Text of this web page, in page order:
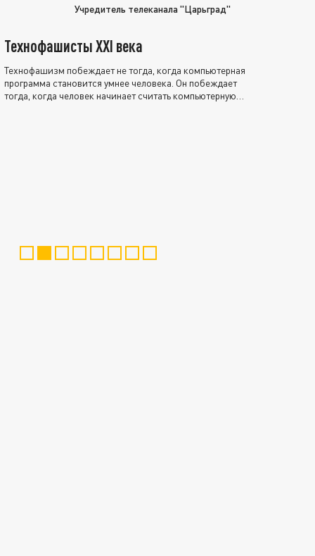
Учредитель телеканала "Царьград"
Технофашисты XXI века
Технофашизм побеждает не тогда, когда компьютерная
программа становится умнее человека. Он побеждает
тогда, когда человек начинает считать компьютерную